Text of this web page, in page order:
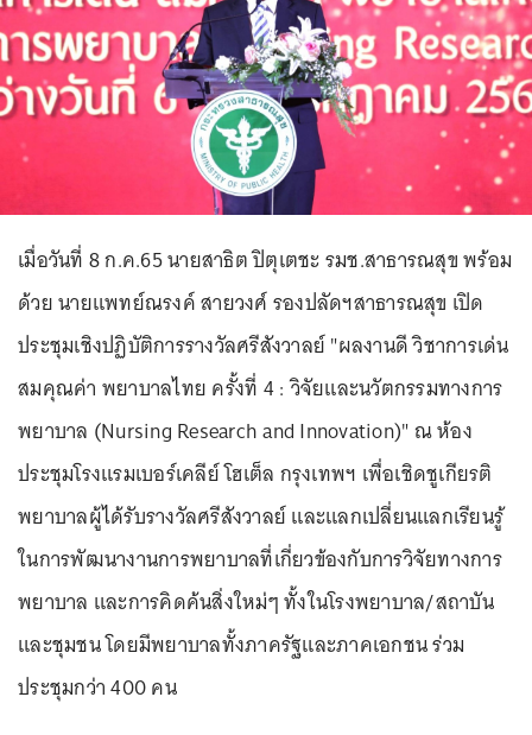
เมื่อวันที่ 8 ก.ค.65 นายสาธิต ปิตุเตชะ รมช.สาธารณสุข พร้อม
ด้วย นายแพทย์ณรงค์ สายวงศ์ รองปลัดฯสาธารณสุข เปิด
ประชุมเชิงปฏิบัติการรางวัลศรีสังวาลย์ "ผลงานดี วิชาการเด่น
สมคุณค่า พยาบาลไทย ครั้งที่ 4 : วิจัยและนวัตกรรมทางการ
พยาบาล (Nursing Research and Innovation)" ณ ห้อง
ประชุมโรงแรมเบอร์เคลีย์ โฮเต็ล กรุงเทพฯ เพื่อเชิดชูเกียรติ
พยาบาลผู้ได้รับรางวัลศรีสังวาลย์ และแลกเปลี่ยนแลกเรียนรู้
ในการพัฒนางานการพยาบาลที่เกี่ยวข้องกับการวิจัยทางการ
พยาบาล และการคิดค้นสิ่งใหม่ๆ ทั้งในโรงพยาบาล/สถาบัน
และชุมชน โดยมีพยาบาลทั้งภาครัฐและภาคเอกชน ร่วม
ประชุมกว่า 400 คน